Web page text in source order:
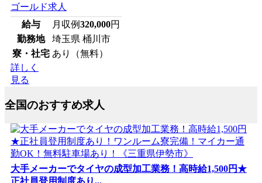
ゴールド求人
給与
月収例320,000円
勤務地
埼玉県 桶川市
寮・社宅 あり（無料）
詳しく
見る
全国のおすすめ求人
大手メーカーでタイヤの成型加工業務！高時給1,500円★